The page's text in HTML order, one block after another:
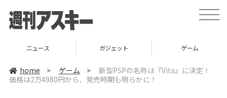
t
o
ニュース ガジェット ゲーム
home > ゲーム >
新型PSPの名称は『Vita』に決定！
価格は2万4980円から、発売時期も明らかに！